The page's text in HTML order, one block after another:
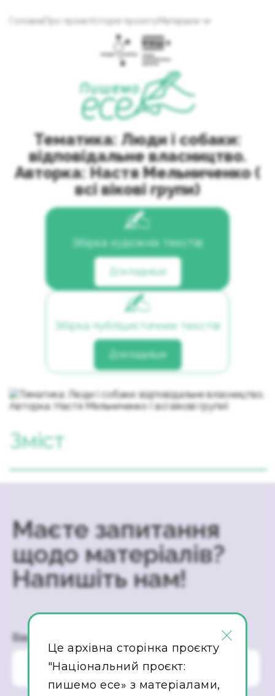
Головна Про проект Історія проєкту Матеріали
Тематика: Люди і собаки:
відповідальне власництво.
Авторка: Настя Мельниченко (
всі вікові групи)
Збірка художніх текстів
Докладніше
Збірка публіцистичних текстів
Докладніше
Зміст
Маєте запитання
щодо матеріалів?
Напишіть нам!
Ваше ім’я ×
Це архівна сторінка проєкту
"Національний проєкт:
пишемо есе» з матеріалами,